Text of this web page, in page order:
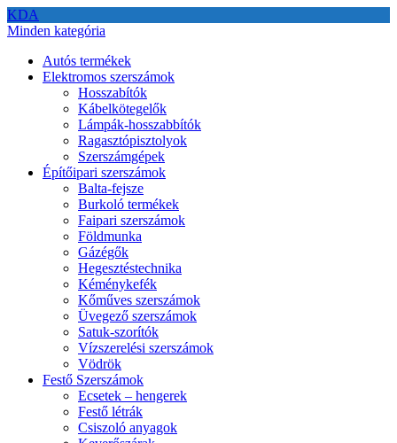
KDA
Minden kategória
Autós termékek
Elektromos szerszámok
Hosszabítók
Kábelkötegelők
Lámpák-hosszabbítók
Ragasztópisztolyok
Szerszámgépek
Építőipari szerszámok
Balta-fejsze
Burkoló termékek
Faipari szerszámok
Földmunka
Gázégők
Hegesztéstechnika
Kéménykefék
Kőműves szerszámok
Üvegező szerszámok
Satuk-szorítók
Vízszerelési szerszámok
Vödrök
Festő Szerszámok
Ecsetek – hengerek
Festő létrák
Csiszoló anyagok